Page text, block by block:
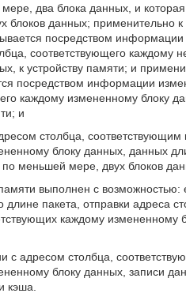
два блока данных, и которая
блоков данных; применительно
посредством информации
соответствующего каждому
к устройству памяти; и
посредством информации
каждому измененному блоку
и
столбца, соответствующим
блоку данных, данных
меньшей мере, двух блоков
выполнен с возможностью:
пакета, отправки адреса
каждому измененному
с адресом столбца,
блоку данных, записи
кэша.